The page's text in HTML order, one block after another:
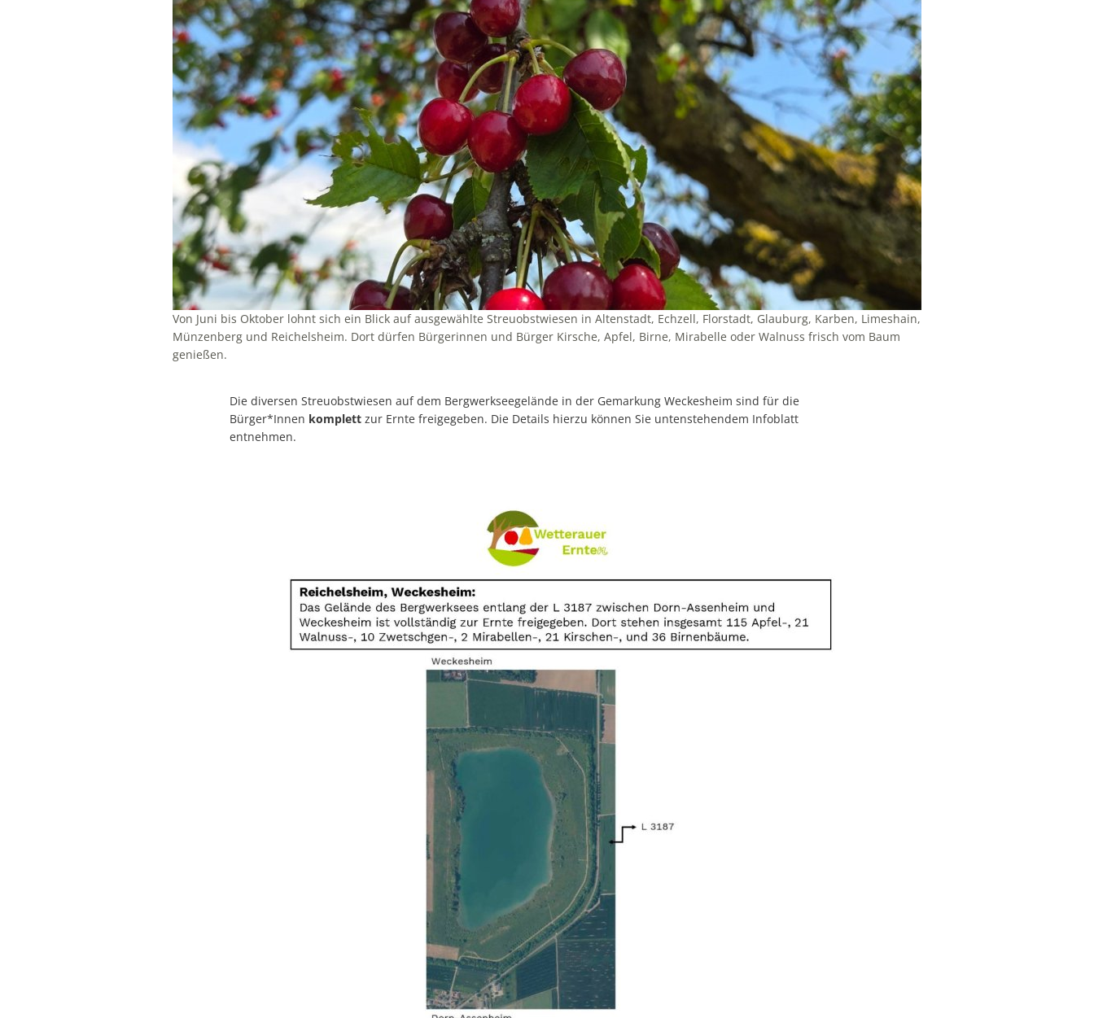
Von Juni bis Oktober lohnt sich ein Blick auf ausgewählte Streuobstwiesen in Altenstadt, Echzell, Florstadt, Glauburg, Karben, Limeshain,
Münzenberg und Reichelsheim. Dort dürfen Bürgerinnen und Bürger Kirsche, Apfel, Birne, Mirabelle oder Walnuss frisch vom Baum
genießen.
Die diversen Streuobstwiesen auf dem Bergwerkseegelände in der Gemarkung Weckesheim sind für die
Bürger*Innen komplett zur Ernte freigegeben. Die Details hierzu können Sie untenstehendem Infoblatt
entnehmen.